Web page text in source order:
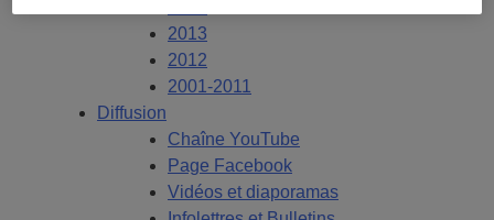
2013
2012
2001-2011
Diffusion
Chaîne YouTube
Page Facebook
Vidéos et diaporamas